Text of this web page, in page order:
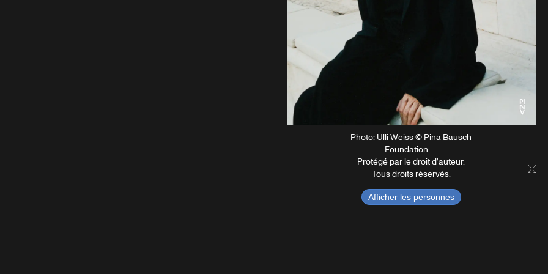
Photo: Ulli Weiss © Pina Bausch
Foundation
Protégé par le droit d'auteur.
Tous droits réservés.
Afficher les personnes